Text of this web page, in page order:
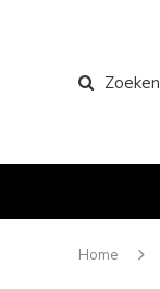
Zoeken
Home